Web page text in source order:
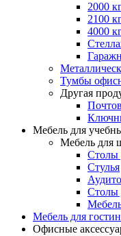
2000
2100
4000
Тумбы
Другая
Мебель для
Мебель для
Столы
Стулья
Столы
Мебель для
Офисные